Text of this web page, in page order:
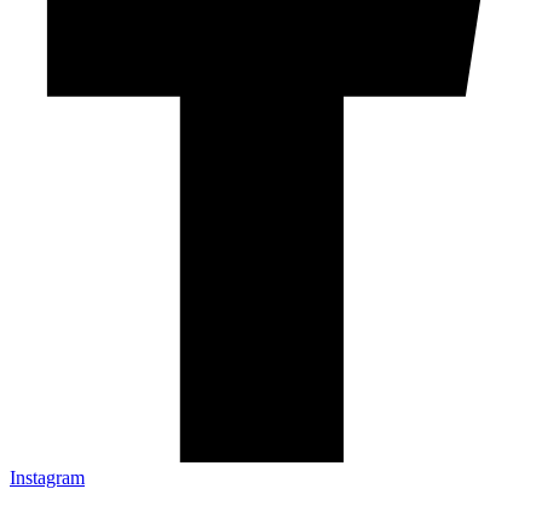
Instagram